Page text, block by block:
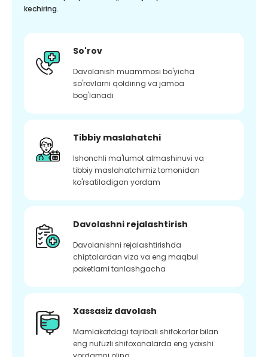
kechiring.
So'rov
Davolanish muammosi bo'yicha
so'rovlarni qoldiring va jamoa
bog'lanadi
Tibbiy maslahatchi
Ishonchli ma'lumot almashinuvi va
tibbiy maslahatchimiz tomonidan
ko'rsatiladigan yordam
Davolashni rejalashtirish
Davolanishni rejalashtirishda
chiptalardan viza va eng maqbul
paketlarni tanlashgacha
Xassasiz davolash
Mamlakatdagi tajribali shifokorlar bilan
eng nufuzli shifoxonalarda eng yaxshi